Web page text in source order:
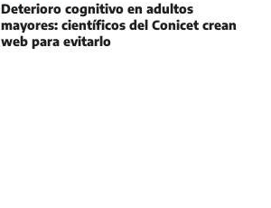
Deterioro cognitivo en adultos
mayores: científicos del Conicet crean
web para evitarlo